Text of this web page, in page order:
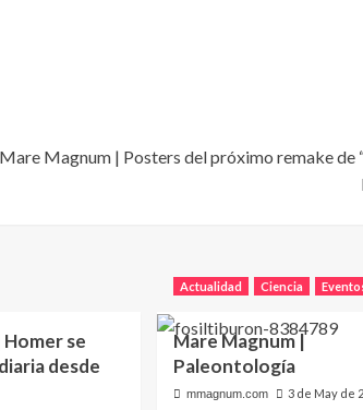
Mare Magnum | Posters del próximo remake de
se
desde
Actualidad Ciencia
Mare Magnum |
Paleontología
mmagnum.com 3 de May de